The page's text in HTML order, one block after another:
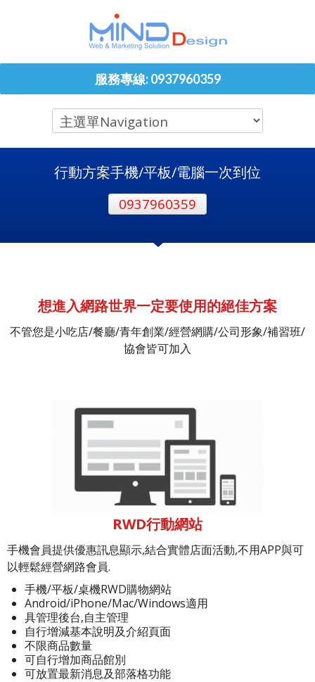
服務專線: 0937960359
行動方案手機/平板/電腦一次到位
0937960359
想進入網路世界一定要使用的絕佳方案
不管您是小吃店/餐廳/青年創業/經營網購/公司形象/補習班/
協會皆可加入
RWD行動網站
手機會員提供優惠訊息顯示,結合實體店面活動,不用APP與可
以輕鬆經營網路會員.
手機/平板/桌機RWD購物網站
Android/iPhone/Mac/Windows適用
具管理後台,自主管理
自行增減基本說明及介紹頁面
不限商品數量
可自行增加商品館別
可放置最新消息及部落格功能